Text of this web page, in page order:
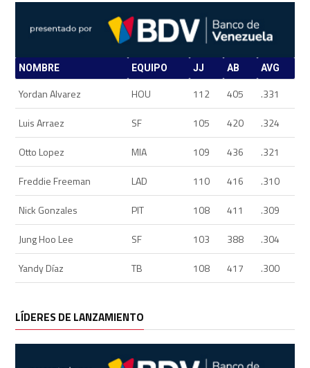
NOMBRE EQUIPO JJ AB AVG
Yordan Alvarez HOU 112 405
.331
Luis Arraez
SF 105 420
.324
Otto Lopez
MIA 109 436
.321
Freddie Freeman
LAD 110 416
.310
Nick Gonzales
PIT 108 411
.309
Jung Hoo Lee
SF 103 388
.304
Yandy Díaz
TB 108 417 .300
LÍDERES DE LANZAMIENTO